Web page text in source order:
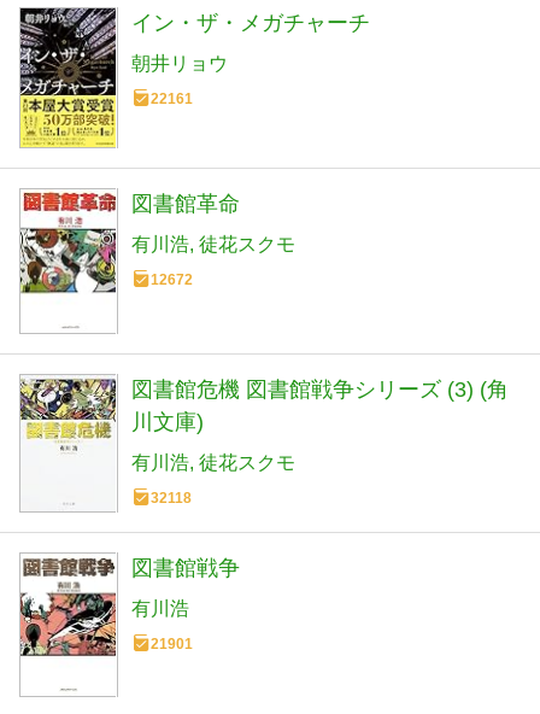
イン・ザ・メガチャーチ
朝井リョウ
22161
図書館革命
有川浩 徒花スクモ
12672
図書館危機 図書館戦争シリーズ (3) (角
川文庫)
有川浩 徒花スクモ
32118
図書館戦争
有川浩
21901